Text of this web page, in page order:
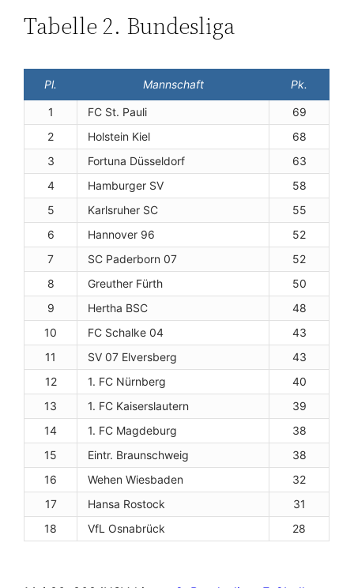
Tabelle 2. Bundesliga
Pl. Mannschaft Pk.
1 FC St. Pauli
69
2
Holstein Kiel
68
3
Fortuna Düsseldorf
63
4
Hamburger SV
58
5
Karlsruher SC
55
6
Hannover 96
52
7
SC Paderborn 07
52
8
Greuther Fürth
50
9
Hertha BSC
48
10
FC Schalke 04
43
11
SV 07 Elversberg
43
12
1. FC Nürnberg
40
13
1. FC Kaiserslautern
39
14
1. FC Magdeburg
38
15
Eintr. Braunschweig
38
16
Wehen Wiesbaden
32
17
Hansa Rostock
31
18
VfL Osnabrück 28